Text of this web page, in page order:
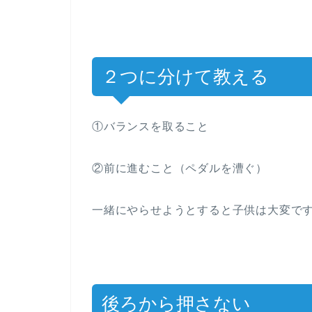
２つに分けて教える
①バランスを取ること
②前に進むこと（ペダルを漕ぐ）
一緒にやらせようとすると子供は大変で
後ろから押さない